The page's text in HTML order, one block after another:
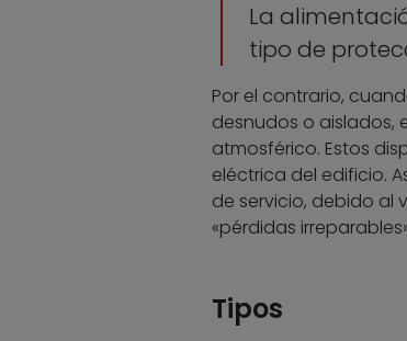
La
tipo de
Por el contrario,
desnudos o aislados,
atmosférico. Estos
eléctrica del edificio.
de servicio, debido al
«pérdidas
Tipos